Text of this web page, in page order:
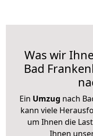
Was wir
Bad
Ein Umzug nach
kann viele
um Ihnen die
Ihnen